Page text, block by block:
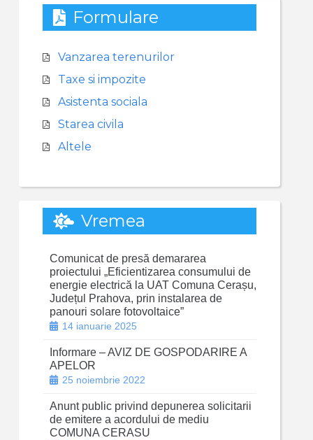
Formulare
Vanzarea terenurilor
Taxe si impozite
Asistenta sociala
Starea civila
Altele
Vremea
Comunicat de presă demararea
proiectului „Eficientizarea consumului de
energie electrică la UAT Comuna Cerașu,
Județul Prahova, prin instalarea de
panouri solare fotovoltaice”
14 ianuarie 2025
Informare – AVIZ DE GOSPODARIRE A
APELOR
25 noiembrie 2022
Anunt public privind depunerea solicitarii
de emitere a acordului de mediu
COMUNA CERASU